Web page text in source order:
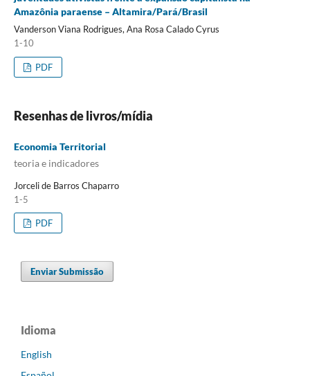
Amazônia paraense – Altamira/Pará/Brasil
Vanderson Viana Rodrigues, Ana Rosa Calado Cyrus
1-10
PDF
Resenhas de livros/mídia
Economia Territorial
teoria e indicadores
Jorceli de Barros Chaparro
1-5
PDF
Enviar Submissão
Idioma
English